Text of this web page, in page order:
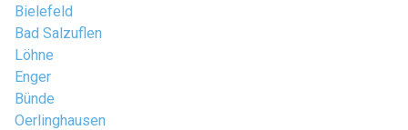
Bielefeld
Bad Salzuflen
Löhne
Enger
Bünde
Oerlinghausen